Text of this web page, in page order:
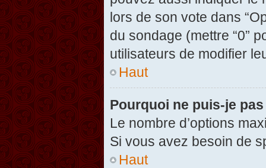
lors de son vote dans
du sondage (mettre “0”
utilisateurs de modifier
Haut
Pourquoi ne puis-je
Le nombre d’options
Si vous avez besoin de
Haut